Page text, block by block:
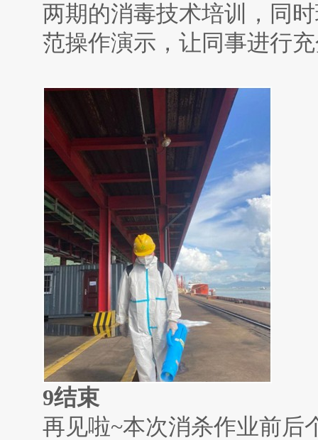
两期的消毒技术培训，同
范操作演示，让同事进行
9结束
再见啦~本次消杀作业前后